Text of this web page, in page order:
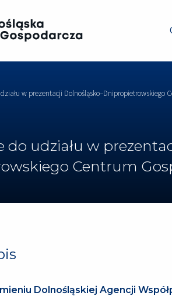
w prezentacji Dolnośląsko–Dnipropietrowskiego
do udziału w
Centrum
Dolnośląskiej Agencji